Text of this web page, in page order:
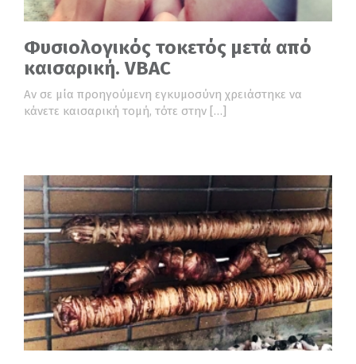
Φυσιολογικός τοκετός μετά από
καισαρική. VBAC
Αν σε μία προηγούμενη εγκυμοσύνη χρειάστηκε να
κάνετε καισαρική τομή, τότε στην […]